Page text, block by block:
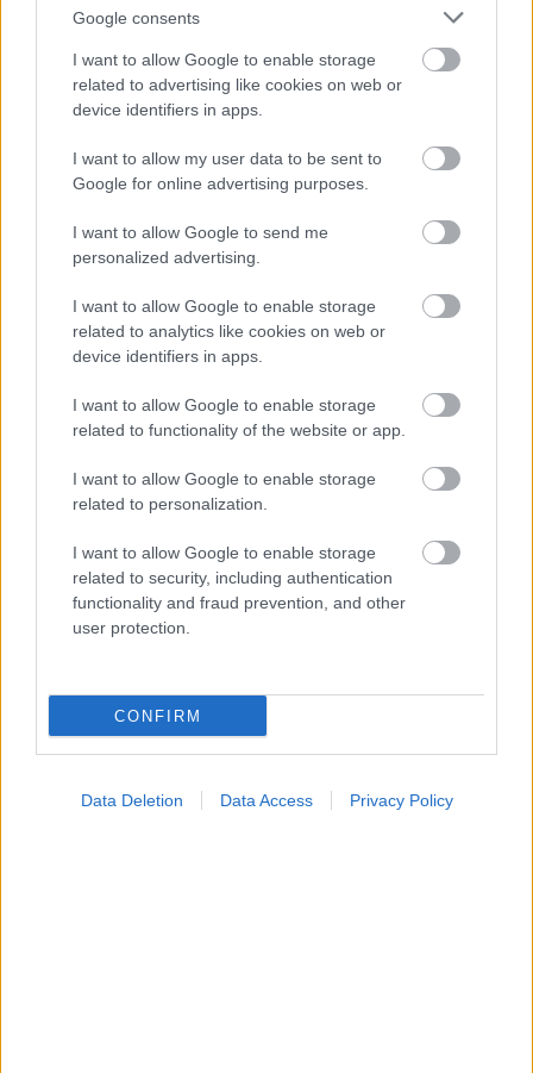
Google consents
I want to allow Google to enable storage
related to advertising like cookies on web or
device identifiers in apps.
I want to allow my user data to be sent to
Google for online advertising purposes.
I want to allow Google to send me
personalized advertising.
I want to allow Google to enable storage
related to analytics like cookies on web or
device identifiers in apps.
I want to allow Google to enable storage
related to functionality of the website or app.
I want to allow Google to enable storage
related to personalization.
I want to allow Google to enable storage
related to security, including authentication
functionality and fraud prevention, and other
user protection.
CONFIRM
Data Deletion Data Access Privacy Policy
Η ανθρώπινη πλευρά της ρομποτικής χειρουργικής-
Παρακολουθώντας το στρες των χειρουργών στο
χειρουργείο
Ακολουθήστε το iatronet.gr
Κατάλογοι Υγείας
Εφημερίες Φαρμακείων